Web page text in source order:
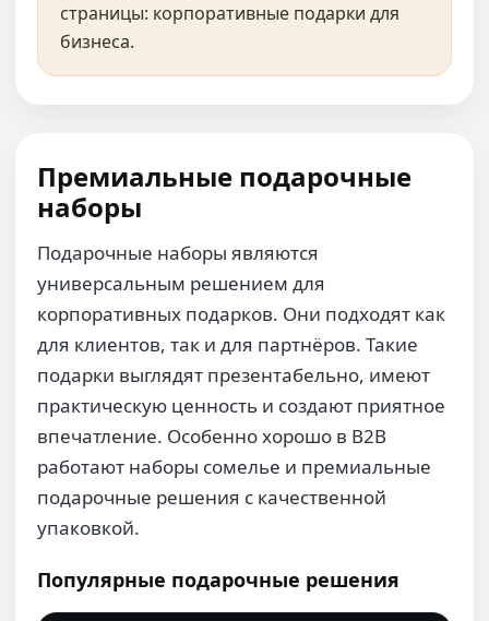
страницы: корпоративные подарки для
бизнеса.
Премиальные подарочные
наборы
Подарочные наборы являются
универсальным решением для
корпоративных подарков. Они подходят как
для клиентов, так и для партнёров. Такие
подарки выглядят презентабельно, имеют
практическую ценность и создают приятное
впечатление. Особенно хорошо в B2B
работают наборы сомелье и премиальные
подарочные решения с качественной
упаковкой.
Популярные подарочные решения